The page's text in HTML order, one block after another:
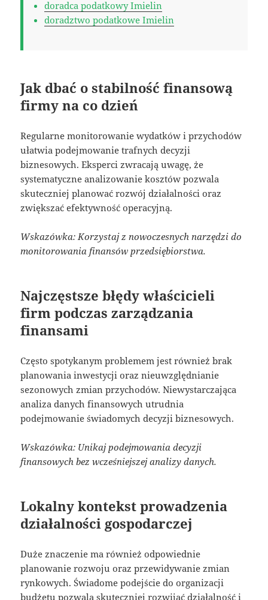
doradca podatkowy Imielin
doradztwo podatkowe Imielin
Jak dbać o stabilność finansową
firmy na co dzień
Regularne monitorowanie wydatków i przychodów
ułatwia podejmowanie trafnych decyzji
biznesowych. Eksperci zwracają uwagę, że
systematyczne analizowanie kosztów pozwala
skuteczniej planować rozwój działalności oraz
zwiększać efektywność operacyjną.
Wskazówka: Korzystaj z nowoczesnych narzędzi do
monitorowania finansów przedsiębiorstwa.
Najczęstsze błędy właścicieli
firm podczas zarządzania
finansami
Często spotykanym problemem jest również brak
planowania inwestycji oraz nieuwzględnianie
sezonowych zmian przychodów. Niewystarczająca
analiza danych finansowych utrudnia
podejmowanie świadomych decyzji biznesowych.
Wskazówka: Unikaj podejmowania decyzji
finansowych bez wcześniejszej analizy danych.
Lokalny kontekst prowadzenia
działalności gospodarczej
Duże znaczenie ma również odpowiednie
planowanie rozwoju oraz przewidywanie zmian
rynkowych. Świadome podejście do organizacji
budżetu pozwala skuteczniej rozwijać działalność i